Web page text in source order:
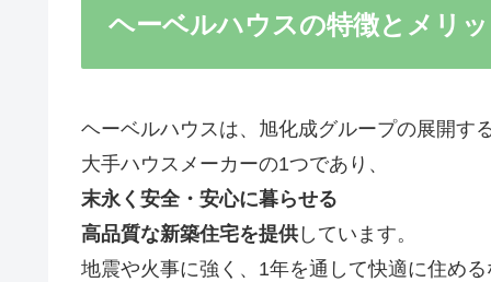
ヘーベルハウスの特徴とメリ
ヘーベルハウスは、旭化成グループの展開す
大手ハウスメーカーの1つであり、
末永く安全・安心に暮らせる
高品質な新築住宅を提供しています。
地震や火事に強く、1年を通して快適に住め